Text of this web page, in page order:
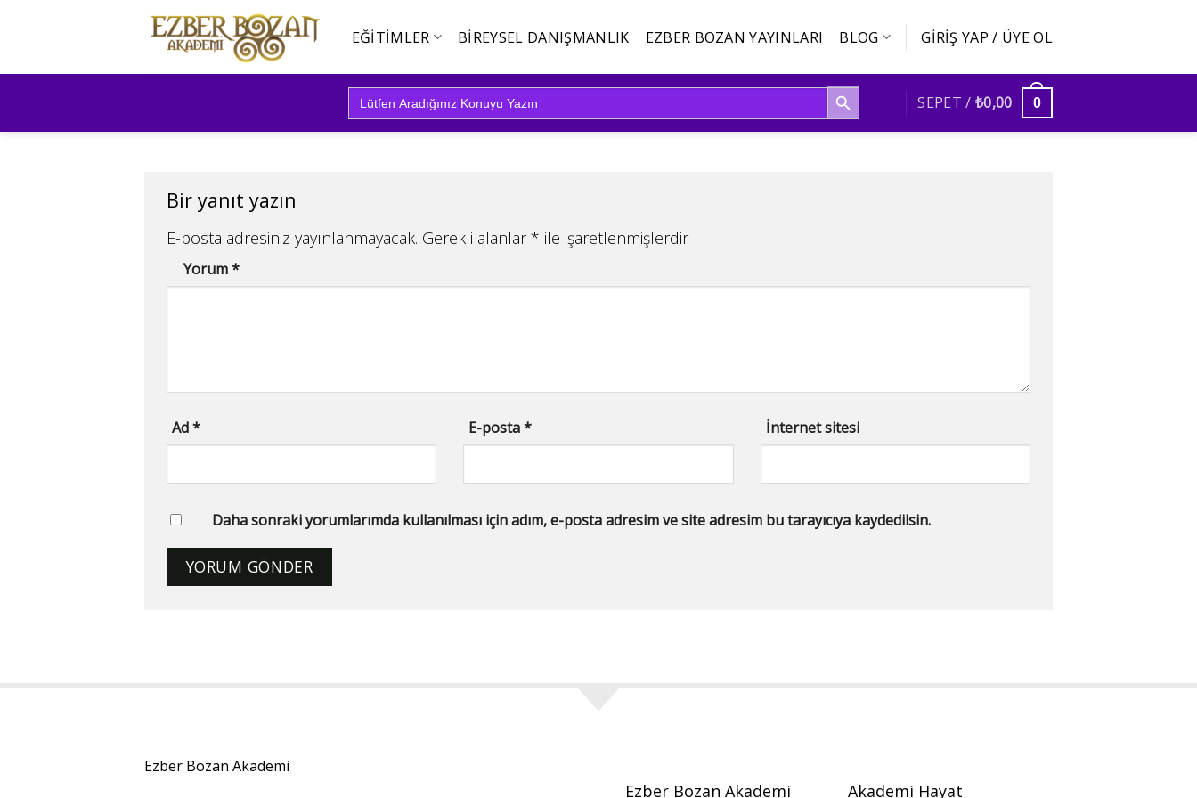
EĞITIMLER BIREYSEL DANIŞMANLIK EZBER BOZAN YAYINLARI BLOG GIRIŞ YAP / ÜYE OL
Search
for:
SEARCH BUTTON
SEPET / ₺0,00 0
Bir yanıt yazın
E-posta adresiniz yayınlanmayacak. Gerekli alanlar * ile işaretlenmişlerdir
Yorum*
Ad* E-posta* İnternet sitesi
Daha sonraki yorumlarımda kullanılması için adım, e-posta adresim ve site adresim bu tarayıcıya kaydedilsin.
Ezber Bozan Akademi
Ezber Bozan Akademi Akademi Hayat